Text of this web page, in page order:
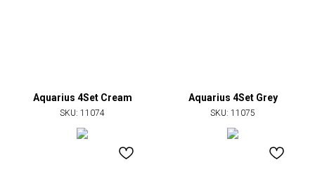
Aquarius 4Set Cream
SKU: 11074
Aquarius 4Set Grey
SKU: 11075